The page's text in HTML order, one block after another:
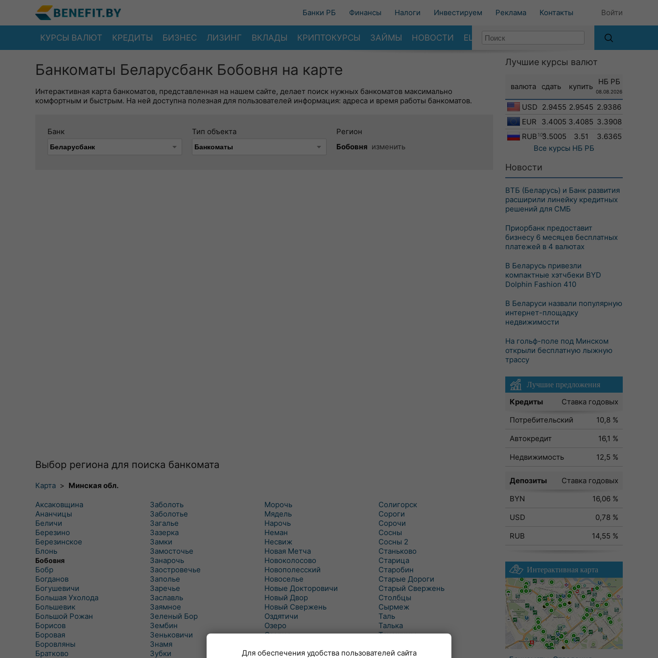
Банки РБ Финансы Налоги Инвестируем Реклама Контакты Войти
КУРСЫ ВАЛЮТ КРЕДИТЫ БИЗНЕС ЛИЗИНГ ВКЛАДЫ КРИПТОКУРСЫ ЗАЙМЫ НОВОСТИ ЕЩЕ
Банкоматы Беларусбанк Бобовня на карте
Интерактивная карта банкоматов, представленная на нашем сайте, делает поиск нужных банкоматов максимально
комфортным и быстрым. На ней доступна полезная для пользователей информация: адреса и время работы банкоматов.
Банк Тип объекта
Регион
Бобовня изменить
Выбор региона для поиска банкомата
Карта > Минская обл.
Аксаковщина
Ананчицы
Беличи
Березино
Березинское
Блонь
Бобовня
Бобр
Богданов
Богушевичи
Большая Ухолода
Большевик
Большой Рожан
Борисов
Боровая
Боровляны
Братково
Заболоть
Заболотье
Загалье
Зазерка
Замки
Замосточье
Занарочь
Заостровечье
Заполье
Заречье
Заславль
Заямное
Зеленый Бор
Зембин
Зеньковичи
Знамя
Зубки
Морочь
Мядель
Нарочь
Неман
Несвиж
Новая Метча
Новоколосово
Новополесский
Новоселье
Новые Докторовичи
Новый Двор
Новый Свержень
Оздятичи
Озеро
Озерцо
Октябрь
Солигорск
Сороги
Сорочи
Сосны
Сосны 2
Станьково
Старица
Старобин
Старые Дороги
Старый Свержень
Столбцы
Сырмеж
Таль
Талька
Танежицы
Турец-Бояры
Лучшие курсы валют
валюта сдать купить
НБ РБ
08.08.2026
USD 2.9455 2.9545 2.9386
EUR
3.4005 3.4085 3.3908
RUB 1003.5005 3.51
3.6365
Все курсы НБ РБ
Новости
ВТБ (Беларусь) и Банк развития
расширили линейку кредитных
решений для СМБ
Приорбанк предоставит
бизнесу 6 месяцев бесплатных
платежей в 4 валютах
В Беларусь привезли
компактные хэтчбеки BYD
Dolphin Fashion 410
В Беларуси назвали популярную
интернет-площадку
недвижимости
На гольф-поле под Минском
открыли бесплатную лыжную
трассу
Лучшие предложения
Кредиты
Ставка годовых
Потребительский
10,8 %
Автокредит
16,1 %
Недвижимость
12,5 %
Депозиты
Ставка годовых
BYN
16,06 %
USD
0,78 %
RUB
14,55 %
Интерактивная карта
Для обеспечения удобства пользователей сайта